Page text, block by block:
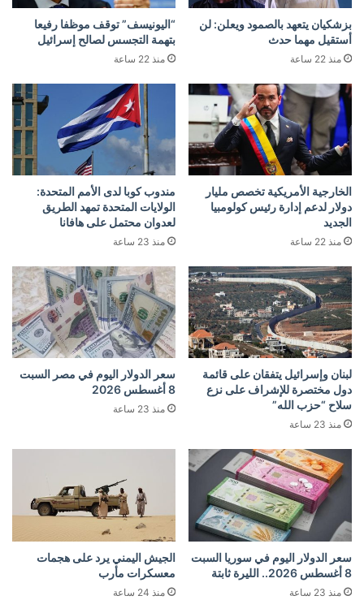
بزشكيان يتعهد بالصمود ويعلن: لن
أستقيل مهما حدث
منذ 22 ساعة
“اليونيسف” توقف موظفا رفيعا
بتهمة التجسس لصالح إسرائيل
منذ 22 ساعة
الخارجية الأمريكية تخصص مليار
دولار لدعم إدارة رئيس كولومبيا
الجديد
منذ 22 ساعة
مندوب كوبا لدى الأمم المتحدة:
الولايات المتحدة تمهد الطريق
لعدوان محتمل على هافانا
منذ 23 ساعة
لبنان وإسرائيل يتفقان على قائمة
دول مختصرة للإشراف على نزع
سلاح “حزب الله”
منذ 23 ساعة
سعر الدولار اليوم في مصر السبت
8 أغسطس 2026
منذ 23 ساعة
سعر الدولار اليوم في سوريا السبت
8 أغسطس 2026.. الليرة ثابتة
منذ 23 ساعة
الجيش اليمني يرد على هجمات
معسكرات مأرب
منذ 24 ساعة